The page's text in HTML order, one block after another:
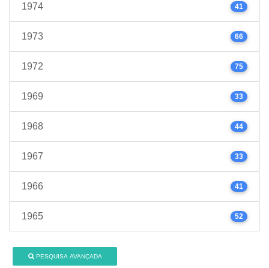
1974 41
1973 66
1972 75
1969 33
1968 44
1967 33
1966 41
1965 52
PESQUISA AVANÇADA